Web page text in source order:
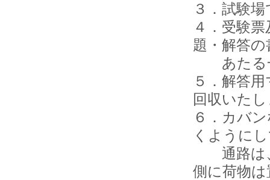
３．試験
４．受験
題・解答
あたる一
５．解答
回収いた
６．カバ
くように
通路は、
側に荷物